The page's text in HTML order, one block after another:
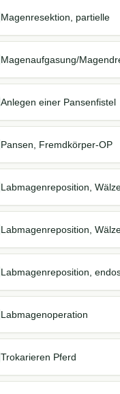
Magenresektion, partielle
Magenaufgasung/
Anlegen einer Pansenfistel
Pansen, Fremdkörper-OP
Labmagenreposition,
Labmagenreposition,
Labmagenreposition,
Labmagenoperation
Trokarieren Pferd